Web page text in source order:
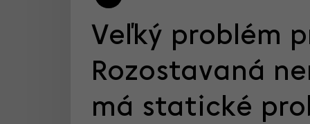
Veľký problém
Rozostavaná
má statické